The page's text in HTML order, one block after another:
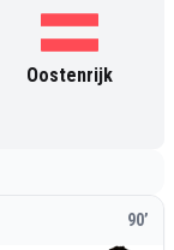
Oostenrijk
90’